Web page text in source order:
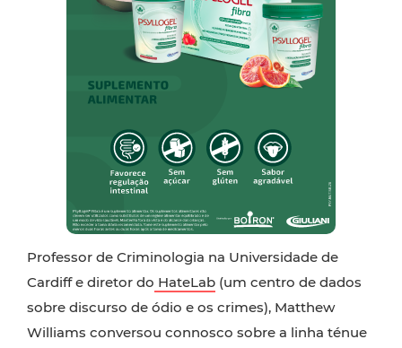
Professor de Criminologia na Universidade de
Cardiff e diretor do HateLab (um centro de dados
sobre discurso de ódio e os crimes), Matthew
Williams conversou connosco sobre a linha ténue